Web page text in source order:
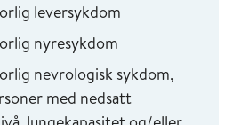
leversykdom
nyresykdom
nevrologisk sykdom,
med nedsatt